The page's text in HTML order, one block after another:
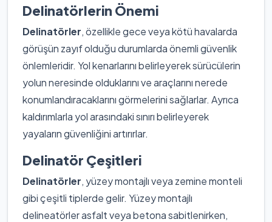
Delinatörlerin Önemi
Delinatörler, özellikle gece veya kötü havalarda
görüşün zayıf olduğu durumlarda önemli güvenlik
önlemleridir. Yol kenarlarını belirleyerek sürücülerin
yolun neresinde olduklarını ve araçlarını nerede
konumlandıracaklarını görmelerini sağlarlar. Ayrıca
kaldırımlarla yol arasındaki sınırı belirleyerek
yayaların güvenliğini artırırlar.
Delinatör Çeşitleri
Delinatörler, yüzey montajlı veya zemine monteli
gibi çeşitli tiplerde gelir. Yüzey montajlı
delineatörler asfalt veya betona sabitlenirken,